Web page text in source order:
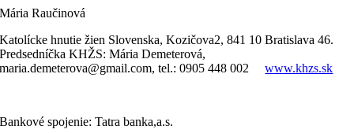
Mária Raučinová
Katolícke hnutie žien Slovenska, Kozičova2, 841 10 Bratislava 46.
Predsedníčka KHŽS: Mária Demeterová,
maria.demeterova@gmail.com, tel.: 0905 448 002www.khzs.sk
Bankové spojenie: Tatra banka,a.s.